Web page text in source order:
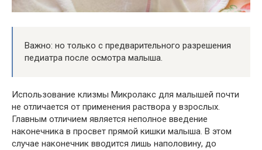
Важно: но только с предварительного разрешения
педиатра после осмотра малыша.
Использование клизмы Микролакс для малышей почти
не отличается от применения раствора у взрослых.
Главным отличием является неполное введение
наконечника в просвет прямой кишки малыша. В этом
случае наконечник вводится лишь наполовину, до